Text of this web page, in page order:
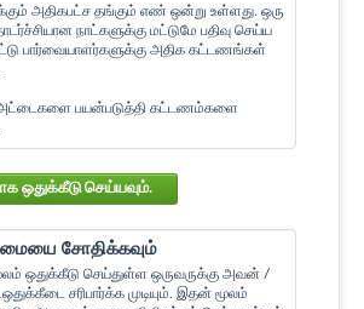
அதிகபட்ச தங்கும் எண் ஒன்று உள்ளது. ஒரு
நாட்களுக்கு மட்டுமே பதிவு செய்ய
பார்வையாளர்களுக்கு அதிக கட்டணங்கள்
பயன்படுத்தி கட்டணம்களை
கணினிமூலமாக ஒதுக்கீடு செய்யவும்.
சோதிக்கவும்
ஒதுக்கீடு செய்துள்ள ஒருவருக்கு அவன் /
சரிபார்க்க முடியும். இதன் மூலம்